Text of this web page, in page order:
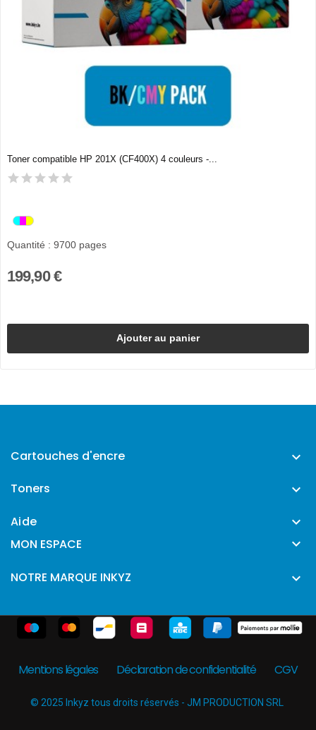
Toner compatible HP 201X (CF400X) 4 couleurs -...
Quantité : 9700 pages
199,90 €
Ajouter au panier
Cartouches d'encre 
Toners 
Aide 
MON ESPACE 
NOTRE MARQUE INKYZ 
Mentions légales Déclaration de confidentialité CGV
© 2025 Inkyz tous droits réservés - JM PRODUCTION SRL